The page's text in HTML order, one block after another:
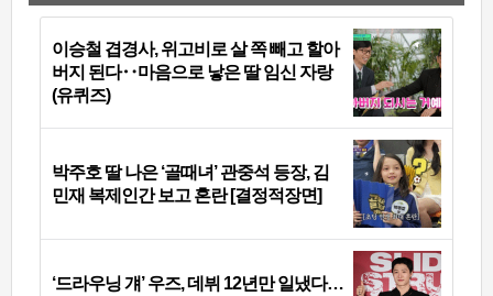
이승철 겹경사, 위고비로 살 쪽 빼고 할아
버지 된다‥마음으로 낳은 딸 임신 자랑
(유퀴즈)
박주호 딸 나은 ‘골때녀’ 관중석 등장, 김
민재 복제인간 보고 혼란 [결정적장면]
‘드라우닝 걔’ 우즈, 데뷔 12년만 일냈다…